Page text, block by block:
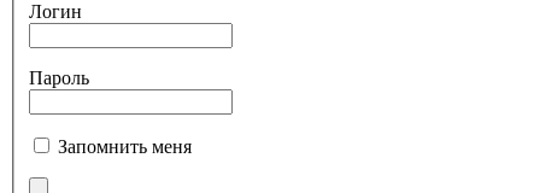
Логин
Пароль
Запомнить меня